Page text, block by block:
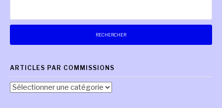
ARTICLES PAR COMMISSIONS
Articles